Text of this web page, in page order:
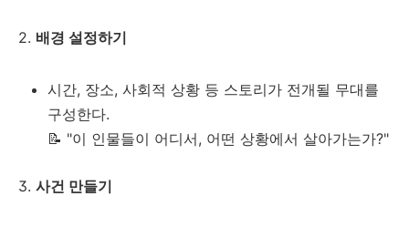
2. 배경 설정하기
시간, 장소, 사회적 상황 등 스토리가 전개될 무대를
구성한다.
📝 "이 인물들이 어디서, 어떤 상황에서 살아가는가?"
3. 사건 만들기